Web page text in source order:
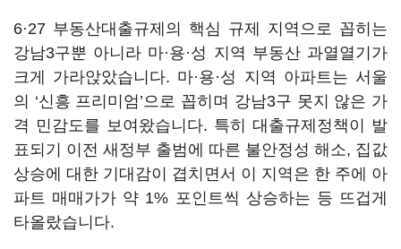
6·27 부동산대출규제의 핵심 규제 지역으로 꼽히는
강남3구뿐 아니라 마·용·성 지역 부동산 과열열기가
크게 가라앉았습니다. 마·용·성 지역 아파트는 서울
의 ‘신흥 프리미엄’으로 꼽히며 강남3구 못지 않은 가
격 민감도를 보여왔습니다. 특히 대출규제정책이 발
표되기 이전 새정부 출범에 따른 불안정성 해소, 집값
상승에 대한 기대감이 겹치면서 이 지역은 한 주에 아
파트 매매가가 약 1% 포인트씩 상승하는 등 뜨겁게
타올랐습니다.